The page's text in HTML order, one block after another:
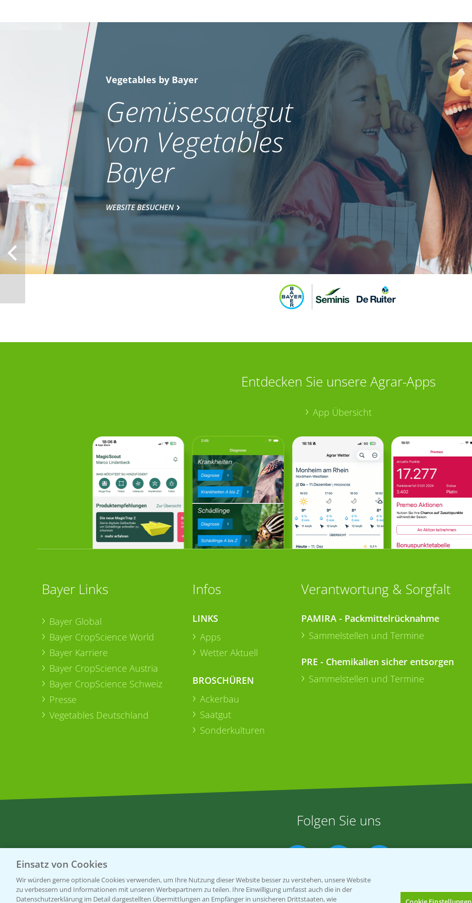
Vegetables by Bayer
Gemüsesaatgut
von Vegetables
Bayer
WEBSITE BESUCHEN
Entdecken Sie unsere Agrar-Apps
App Übersicht
Bayer Links
Bayer Global
Bayer CropScience World
Bayer Karriere
Bayer CropScience Austria
Bayer CropScience Schweiz
Presse
Vegetables Deutschland
Infos
LINKS
Apps
Wetter Aktuell
BROSCHÜREN
Ackerbau
Saatgut
Sonderkulturen
Verantwortung & Sorgfalt
PAMIRA - Packmittelrücknahme
Sammelstellen und Termine
PRE - Chemikalien sicher entsorgen
Sammelstellen und Termine
Folgen Sie uns
Einsatz von Cookies
Wir würden gerne optionale Cookies verwenden, um Ihre Nutzung dieser Website besser zu verstehen, unsere Website
zu verbessern und Informationen mit unseren Werbepartnern zu teilen. Ihre Einwilligung umfasst auch die in der
Datenschutzerklärung im Detail dargestellten Übermittlungen an Empfänger in unsicheren Drittstaaten, wie